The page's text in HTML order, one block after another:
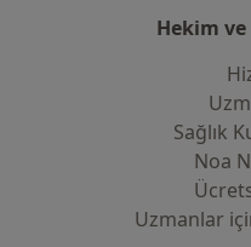
Hekim
Sağlık
Noa
Uzmanlar